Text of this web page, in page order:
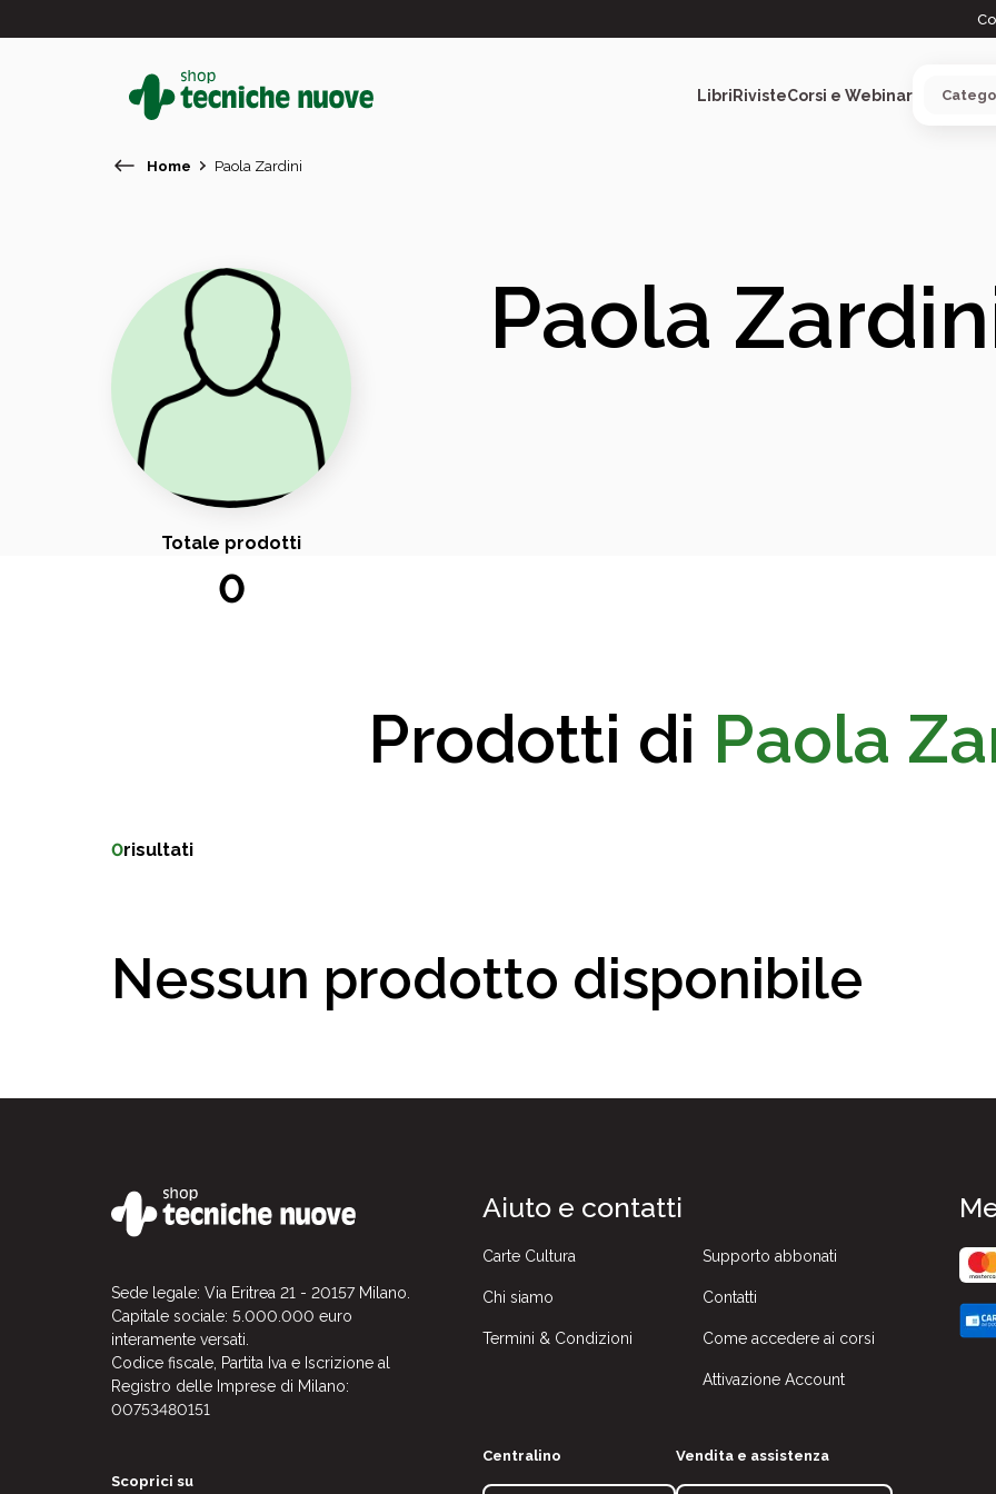
LibriRivisteCorsi e Webinar
In primo piano
Home Paola Zardini
Totale prodotti
0
Paola
Prodotti di Paola
0risultati
Nessun prodotto disponibile
Sede legale: Via Eritrea 21 - 20157 Milano.
Capitale sociale: 5.000.000 euro
interamente versati.
Codice fiscale, Partita Iva e Iscrizione al
Registro delle Imprese di Milano:
00753480151
Scoprici su
Aiuto e contatti
Carte Cultura
Chi siamo
Termini & Condizioni
Supporto abbonati
Contatti
Come accedere ai corsi
Attivazione Account
Centralino Vendita e assistenza